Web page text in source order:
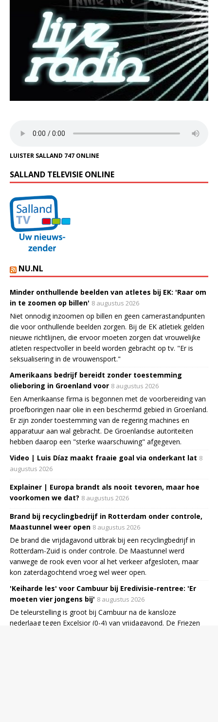
LUISTER SALLAND 747 ONLINE
SALLAND TELEVISIE ONLINE
NU.NL
Minder onthullende beelden van atletes bij EK: 'Raar om
in te zoomen op billen' 8 augustus 2026
Niet onnodig inzoomen op billen en geen camerastandpunten
die voor onthullende beelden zorgen. Bij de EK atletiek gelden
nieuwe richtlijnen, die ervoor moeten zorgen dat vrouwelijke
atleten respectvoller in beeld worden gebracht op tv. "Er is
seksualisering in de vrouwensport."
Amerikaans bedrijf bereidt zonder toestemming
olieboring in Groenland voor 8 augustus 2026
Een Amerikaanse firma is begonnen met de voorbereiding van
proefboringen naar olie in een beschermd gebied in Groenland.
Er zijn zonder toestemming van de regering machines en
apparatuur aan wal gebracht. De Groenlandse autoriteiten
hebben daarop een "sterke waarschuwing" afgegeven.
Video | Luis Díaz maakt fraaie goal via onderkant lat 8
augustus 2026
Explainer | Europa brandt als nooit tevoren, maar hoe
voorkomen we dat? 8 augustus 2026
Brand bij recyclingbedrijf in Rotterdam onder controle,
Maastunnel weer open 8 augustus 2026
De brand die vrijdagavond uitbrak bij een recyclingbedrijf in
Rotterdam-Zuid is onder controle. De Maastunnel werd
vanwege de rook even voor al het verkeer afgesloten, maar
kon zaterdagochtend vroeg wel weer open.
'Keiharde les' voor Cambuur bij Eredivisie-rentree: 'Er
moeten vier jongens bij' 8 augustus 2026
De teleurstelling is groot bij Cambuur na de kansloze
nederlaag tegen Excelsior (0-4) van vrijdagavond. De Friezen